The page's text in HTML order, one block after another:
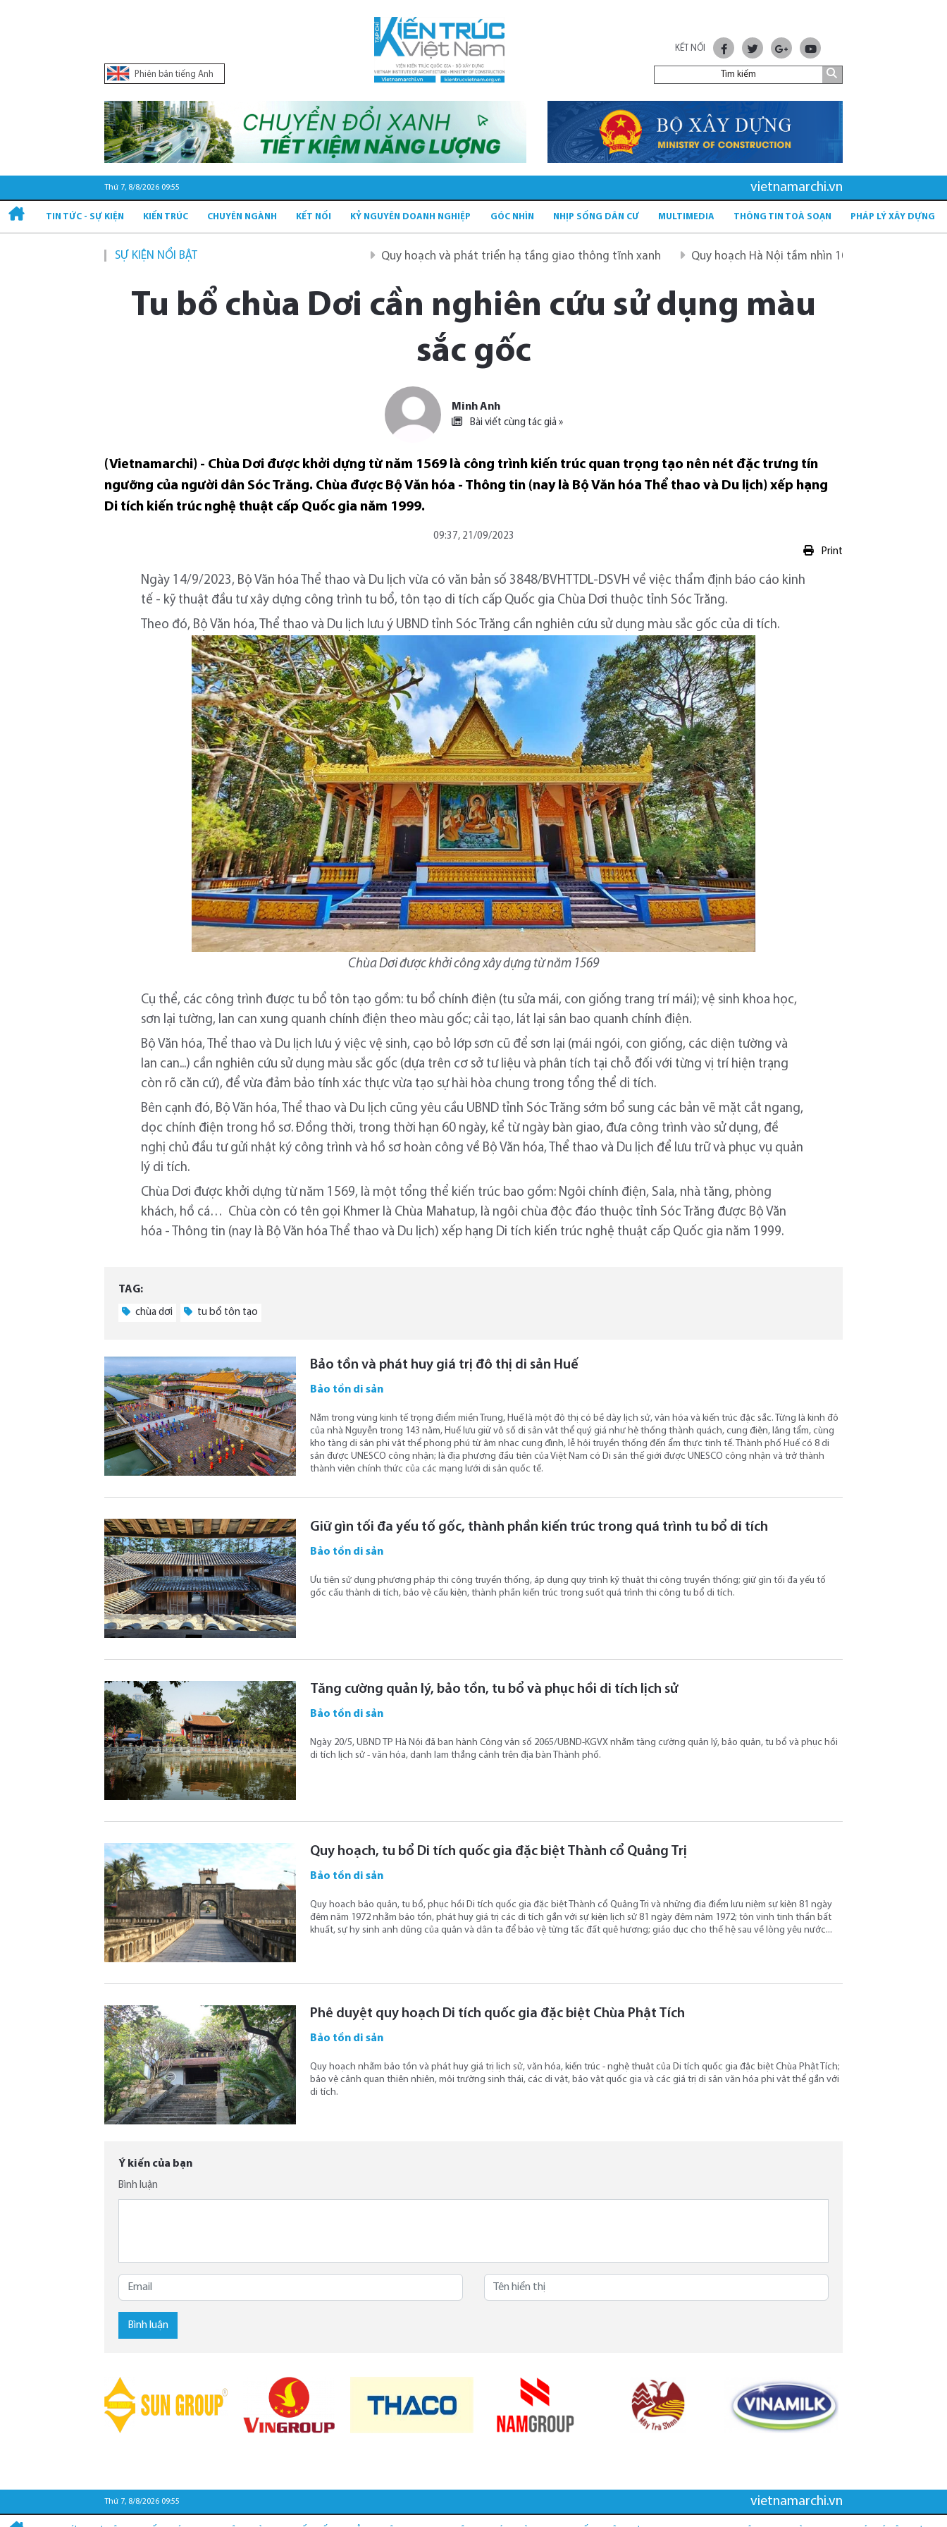
Phiên bản tiếng Anh
KẾT NỐI
Thứ 7, 8/8/2026 09:55 vietnamarchi.vn
TIN TỨC - SỰ KIỆN KIẾN TRÚC CHUYÊN NGÀNH KẾT NỐI KỶ NGUYÊN DOANH NGHIỆP GÓC NHÌN NHỊP SỐNG DÂN CƯ MULTIMEDIA THÔNG TIN TOÀ SOẠN PHÁP LÝ XÂY DỰNG
SỰ KIỆN NỔI BẬT Quy hoạch và phát triển hạ tầng giao thông tĩnh xanh Quy hoạch Hà Nội tầm nhìn 100 năm
Tu bổ chùa Dơi cần nghiên cứu sử dụng màu
sắc gốc
Minh Anh
Bài viết cùng tác giả »
(Vietnamarchi) - Chùa Dơi được khởi dựng từ năm 1569 là công trình kiến trúc quan trọng tạo nên nét đặc trưng tín
ngưỡng của người dân Sóc Trăng. Chùa được Bộ Văn hóa - Thông tin (nay là Bộ Văn hóa Thể thao và Du lịch) xếp hạng
Di tích kiến trúc nghệ thuật cấp Quốc gia năm 1999.
09:37, 21/09/2023
Print
Ngày 14/9/2023, Bộ Văn hóa Thể thao và Du lịch vừa có văn bản số 3848/BVHTTDL-DSVH về việc thẩm định báo cáo kinh
tế - kỹ thuật đầu tư xây dựng công trình tu bổ, tôn tạo di tích cấp Quốc gia Chùa Dơi thuộc tỉnh Sóc Trăng.
Theo đó, Bộ Văn hóa, Thể thao và Du lịch lưu ý UBND tỉnh Sóc Trăng cần nghiên cứu sử dụng màu sắc gốc của di tích.
Chùa Dơi được khởi công xây dựng từ năm 1569
Cụ thể, các công trình được tu bổ tôn tạo gồm: tu bổ chính điện (tu sửa mái, con giống trang trí mái); vệ sinh khoa học,
sơn lại tường, lan can xung quanh chính điện theo màu gốc; cải tạo, lát lại sân bao quanh chính điện.
Bộ Văn hóa, Thể thao và Du lịch lưu ý việc vệ sinh, cạo bỏ lớp sơn cũ để sơn lại (mái ngói, con giống, các diện tường và
lan can...) cần nghiên cứu sử dụng màu sắc gốc (dựa trên cơ sở tư liệu và phân tích tại chỗ đối với từng vị trí hiện trạng
còn rõ căn cứ), để vừa đảm bảo tính xác thực vừa tạo sự hài hòa chung trong tổng thể di tích.
Bên cạnh đó, Bộ Văn hóa, Thể thao và Du lịch cũng yêu cầu UBND tỉnh Sóc Trăng sớm bổ sung các bản vẽ mặt cắt ngang,
dọc chính điện trong hồ sơ. Đồng thời, trong thời hạn 60 ngày, kể từ ngày bàn giao, đưa công trình vào sử dụng, đề
nghị chủ đầu tư gửi nhật ký công trình và hồ sơ hoàn công về Bộ Văn hóa, Thể thao và Du lịch để lưu trữ và phục vụ quản
lý di tích.
Chùa Dơi được khởi dựng từ năm 1569, là một tổng thể kiến trúc bao gồm: Ngôi chính điện, Sala, nhà tăng, phòng
khách, hồ cá… Chùa còn có tên gọi Khmer là Chùa Mahatup, là ngôi chùa độc đáo thuộc tỉnh Sóc Trăng được Bộ Văn
hóa - Thông tin (nay là Bộ Văn hóa Thể thao và Du lịch) xếp hạng Di tích kiến trúc nghệ thuật cấp Quốc gia năm 1999.
TAG:
chùa dơi tu bổ tôn tạo
Bảo tồn và phát huy giá trị đô thị di sản Huế
Bảo tồn di sản
Nằm trong vùng kinh tế trọng điểm miền Trung, Huế là một đô thị có bề dày lịch sử, văn hóa và kiến trúc đặc sắc. Từng là kinh đô
của nhà Nguyễn trong 143 năm, Huế lưu giữ vô số di sản vật thể quý giá như hệ thống thành quách, cung điện, lăng tẩm, cùng
kho tàng di sản phi vật thể phong phú từ âm nhạc cung đình, lễ hội truyền thống đến ẩm thực tinh tế. Thành phố Huế có 8 di
sản được UNESCO công nhận; là địa phương đầu tiên của Việt Nam có Di sản thế giới được UNESCO công nhận và trở thành
thành viên chính thức của các mạng lưới di sản quốc tế.
Giữ gìn tối đa yếu tố gốc, thành phần kiến trúc trong quá trình tu bổ di tích
Bảo tồn di sản
Ưu tiên sử dụng phương pháp thi công truyền thống, áp dụng quy trình kỹ thuật thi công truyền thống; giữ gìn tối đa yếu tố
gốc cấu thành di tích, bảo vệ cấu kiện, thành phần kiến trúc trong suốt quá trình thi công tu bổ di tích.
Tăng cường quản lý, bảo tồn, tu bổ và phục hồi di tích lịch sử
Bảo tồn di sản
Ngày 20/5, UBND TP Hà Nội đã ban hành Công văn số 2065/UBND-KGVX nhằm tăng cường quản lý, bảo quản, tu bổ và phục hồi
di tích lịch sử - văn hóa, danh lam thắng cảnh trên địa bàn Thành phố.
Quy hoạch, tu bổ Di tích quốc gia đặc biệt Thành cổ Quảng Trị
Bảo tồn di sản
Quy hoạch bảo quản, tu bổ, phục hồi Di tích quốc gia đặc biệt Thành cổ Quảng Trị và những địa điểm lưu niệm sự kiện 81 ngày
đêm năm 1972 nhằm bảo tồn, phát huy giá trị các di tích gắn với sự kiện lịch sử 81 ngày đêm năm 1972; tôn vinh tinh thần bất
khuất, sự hy sinh anh dũng của quân và dân ta để bảo vệ từng tấc đất quê hương; giáo dục cho thế hệ sau về lòng yêu nước...
Phê duyệt quy hoạch Di tích quốc gia đặc biệt Chùa Phật Tích
Bảo tồn di sản
Quy hoạch nhằm bảo tồn và phát huy giá trị lịch sử, văn hóa, kiến trúc - nghệ thuật của Di tích quốc gia đặc biệt Chùa Phật Tích;
bảo vệ cảnh quan thiên nhiên, môi trường sinh thái, các di vật, bảo vật quốc gia và các giá trị di sản văn hóa phi vật thể gắn với
di tích.
Ý kiến của bạn
Bình luận
Bình luận
Thứ 7, 8/8/2026 09:55 vietnamarchi.vn